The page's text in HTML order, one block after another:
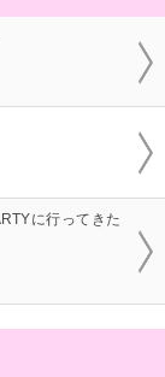
に行ってきた